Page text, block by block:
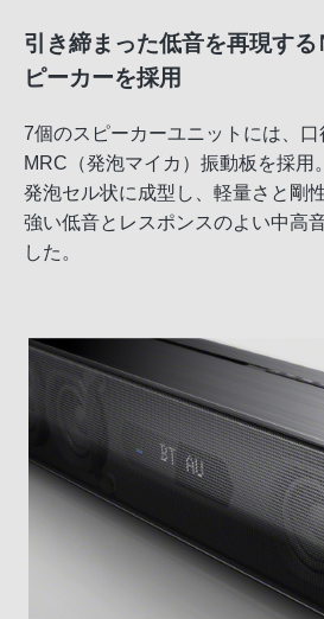
引き締まった低音を再現する
ピーカーを採用
7個のスピーカーユニットには、口
MRC（発泡マイカ）振動板を採用
発泡セル状に成型し、軽量さと剛
強い低音とレスポンスのよい中高
した。